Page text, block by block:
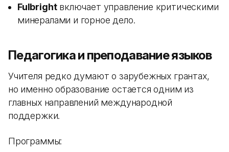
Fulbrightвключает управление критическими
минералами и горное дело.
Педагогика и преподавание языков
Учителя редко думают о зарубежных грантах,
но именно образование остается одним из
главных направлений международной
поддержки.
Программы: